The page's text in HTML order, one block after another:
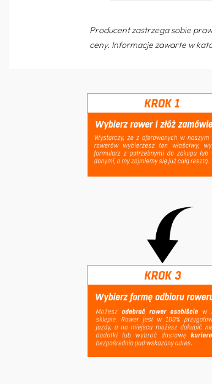
Producent zastrzega sobie
ceny. Informacje zawarte w